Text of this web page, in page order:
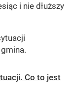
i nie dłuższy
Co to jest